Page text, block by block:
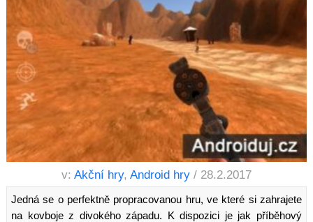
v: Akční hry, Android hry / 28.2.2017
Jedná se o perfektně propracovanou hru, ve které si zahrajete
na kovboje z divokého západu. K dispozici je jak příběhový